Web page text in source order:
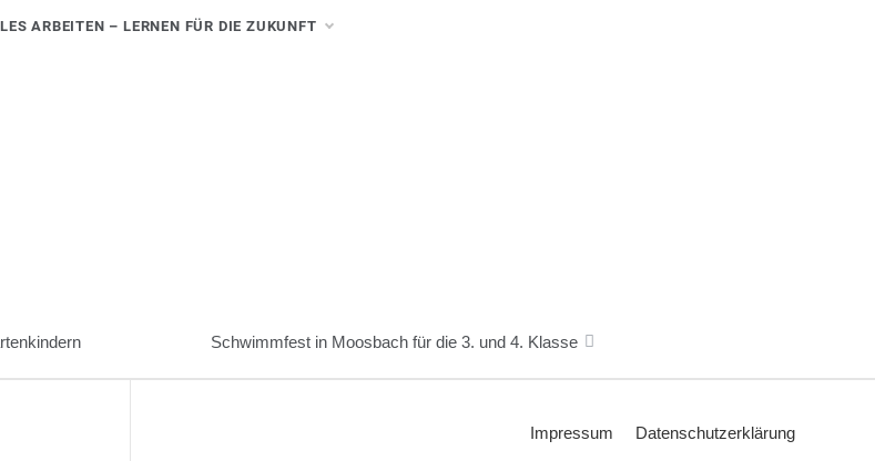
ARBEITEN – LERNEN FÜR DIE ZUKUNFT
Schwimmfest in Moosbach für die 3. und 4. Klasse
Impressum Datenschutzerklärung